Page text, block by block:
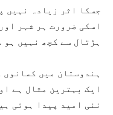
جسکا اثر زیادہ نہیں
اسکی ضرورت ہر شہر
ہڑتال سے کچھ نہیں ہو
ہندوستان میں کسانوں
ایک بہترین مثال ہے
نئی امید پیدا ہوئی